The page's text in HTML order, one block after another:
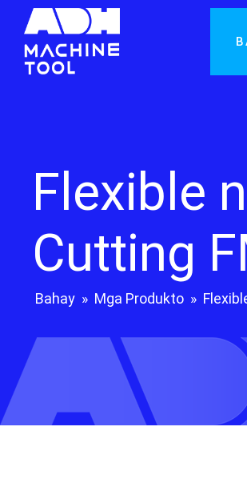
Flexible
Cutting
Bahay » Mga Produkto »